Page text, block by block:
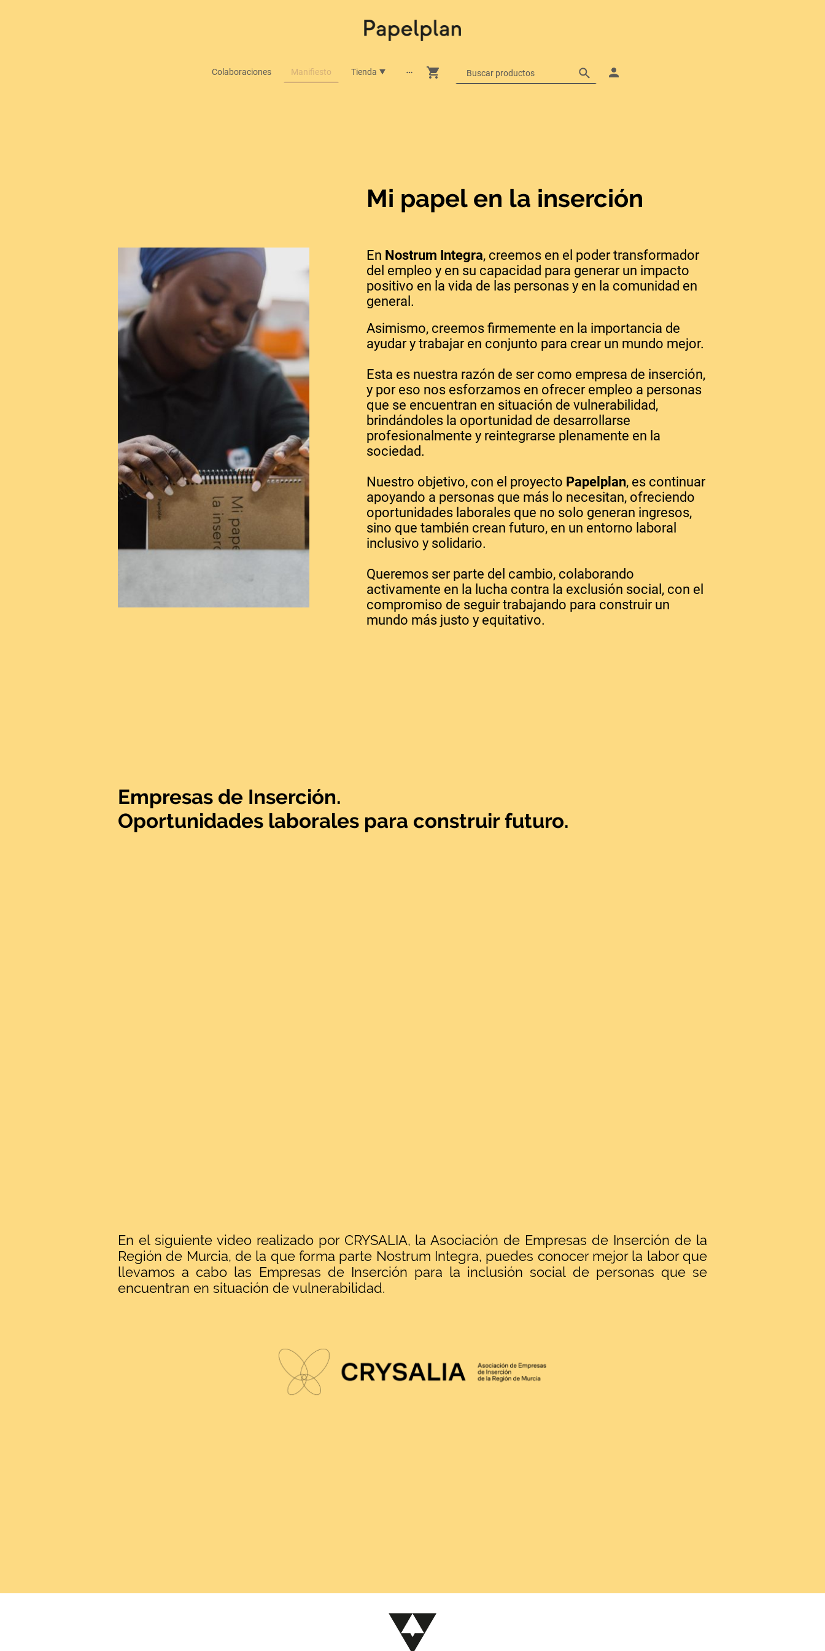
Colaboraciones Manifiesto Tienda
Mi papel en la inserción
En Nostrum Integra, creemos en el poder transformador
del empleo y en su capacidad para generar un impacto
positivo en la vida de las personas y en la comunidad en
general.
Asimismo, creemos firmemente en la importancia de
ayudar y trabajar en conjunto para crear un mundo mejor.
Esta es nuestra razón de ser como empresa de inserción,
y por eso nos esforzamos en ofrecer empleo a personas
que se encuentran en situación de vulnerabilidad,
brindándoles la oportunidad de desarrollarse
profesionalmente y reintegrarse plenamente en la
sociedad.
Nuestro objetivo, con el proyecto Papelplan, es continuar
apoyando a personas que más lo necesitan, ofreciendo
oportunidades laborales que no solo generan ingresos,
sino que también crean futuro, en un entorno laboral
inclusivo y solidario.
Queremos ser parte del cambio, colaborando
activamente en la lucha contra la exclusión social, con el
compromiso de seguir trabajando para construir un
mundo más justo y equitativo.
En el siguiente video realizado por CRYSALIA, la Asociación de Empresas de Inserción de la
Región de Murcia, de la que forma parte Nostrum Integra, puedes conocer mejor la labor que
llevamos a cabo las Empresas de Inserción para la inclusión social de personas que se
encuentran en situación de vulnerabilidad.
Empresas de Inserción.
Oportunidades laborales para construir futuro.